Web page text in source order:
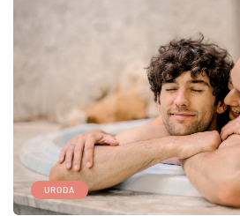
URODA